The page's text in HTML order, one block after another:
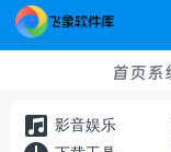
首页系
影音娱乐